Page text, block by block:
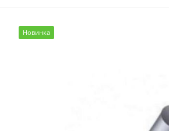
Новинка